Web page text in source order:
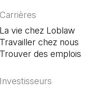
Carrières
La vie chez Loblaw
Travailler chez nous
Trouver des emplois
Investisseurs